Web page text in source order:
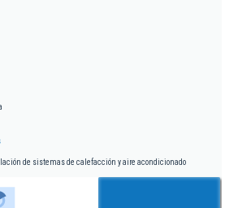
de sistemas de calefacción y aire acondicionado